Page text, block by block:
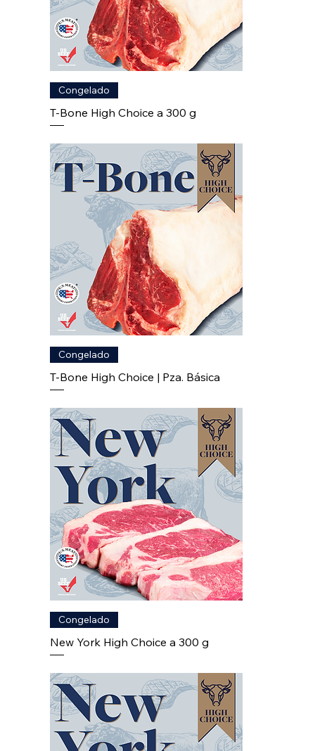
Congelado
T-Bone High Choice a 300 g
Congelado
T-Bone High Choice | Pza. Básica
Congelado
New York High Choice a 300 g